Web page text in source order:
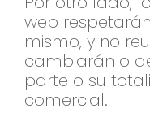
web
mismo, y no
cambiarán o
parte o su
comercial.